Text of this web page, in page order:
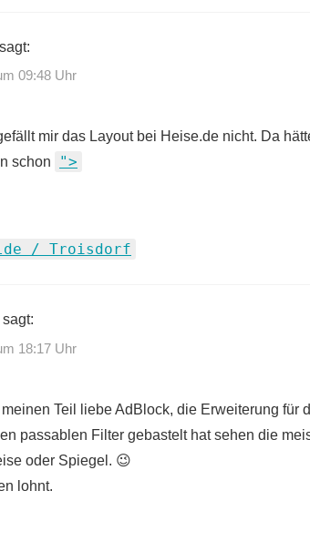
sagt:
09:48 Uhr
mir das Layout bei Heise.de nicht. Da
schon
">
/ Troisdorf
sagt:
18:17 Uhr
Teil liebe AdBlock, die Erweiterung für
passablen Filter gebastelt hat sehen die
oder Spiegel. 😉
lohnt.